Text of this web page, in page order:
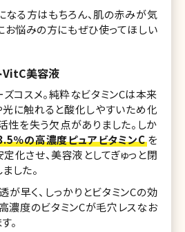
なる方はもちろん、肌の赤みが気
お悩みの方にもぜひ使ってほしい
VitC美容液
コスメ。純粋なビタミンCは本来
に触れると酸化しやすいため化
を失う欠点がありました。しか
％の高濃度ピュアビタミンC を
化させ、美容液としてぎゅっと閉
した。
が早く、しっかりとビタミンCの効
濃度のビタミンCが毛穴レスなお
。